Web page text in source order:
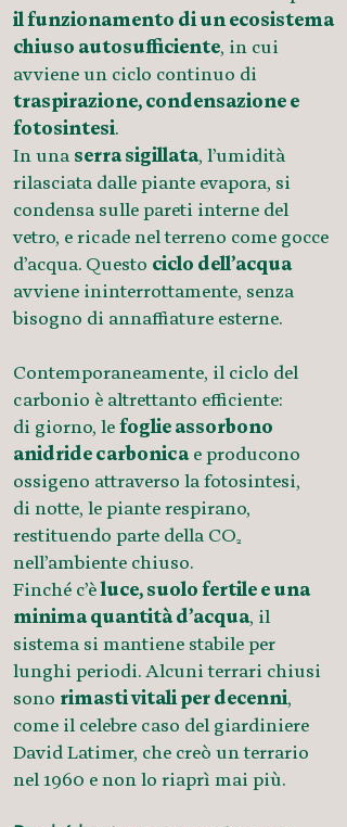
il funzionamento di un ecosistema
chiuso autosufficiente, in cui
avviene un ciclo continuo di
traspirazione, condensazione e
fotosintesi.
In una serra sigillata, l’umidità
rilasciata dalle piante evapora, si
condensa sulle pareti interne del
vetro, e ricade nel terreno come gocce
d’acqua. Questo ciclo dell’acqua
avviene ininterrottamente, senza
bisogno di annaffiature esterne.
Contemporaneamente, il ciclo del
carbonio è altrettanto efficiente:
di giorno, lefoglie assorbono
anidride carbonicae producono
ossigeno attraverso la fotosintesi,
di notte, le piante respirano,
restituendo parte della CO₂
nell’ambiente chiuso.
Finché c’èluce, suolo fertile e una
minima quantità d’acqua, il
sistema si mantiene stabile per
lunghi periodi. Alcuni terrari chiusi
sono rimasti vitali per decenni,
come il celebre caso del giardiniere
David Latimer, che creò un terrario
nel 1960 e non lo riaprì mai più.